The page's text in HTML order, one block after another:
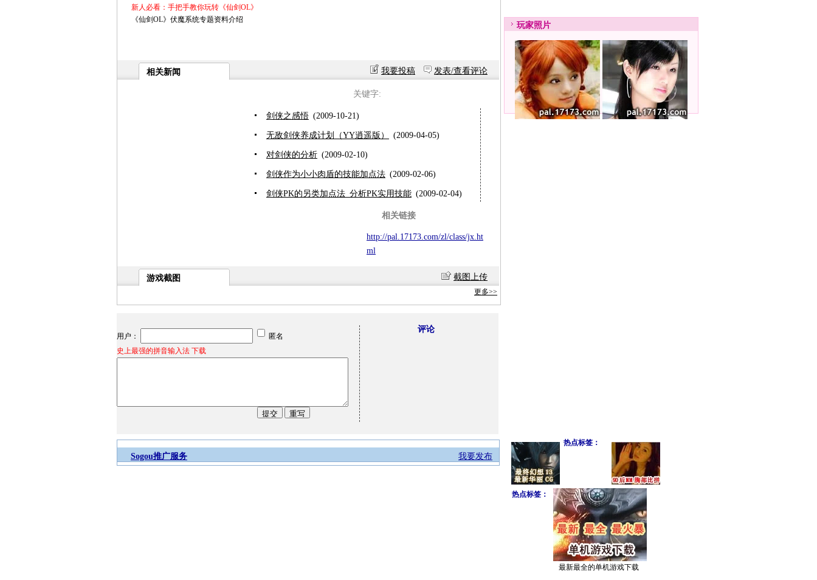
新人必看：手把手教你玩转《仙剑OL》
《仙剑OL》伏魔系统专题资料介绍
相关新闻 我要投稿 发表/查看评论
关键字:
剑侠之感悟 (2009-10-21)
无敌剑侠养成计划（YY逍遥版） (2009-04-05)
对剑侠的分析 (2009-02-10)
剑侠作为小小肉盾的技能加点法 (2009-02-06)
剑侠PK的另类加点法 分析PK实用技能 (2009-02-04)
相关链接
http://pal.17173.com/zl/class/jx.ht
ml
游戏截图 截图上传
更多>>
用户：
匿名
史上最强的拼音输入法 下载
评论
我要发布
Sogou推广服务
热点标签：
热点标签：
最新最全的单机游戏下载
玩家照片